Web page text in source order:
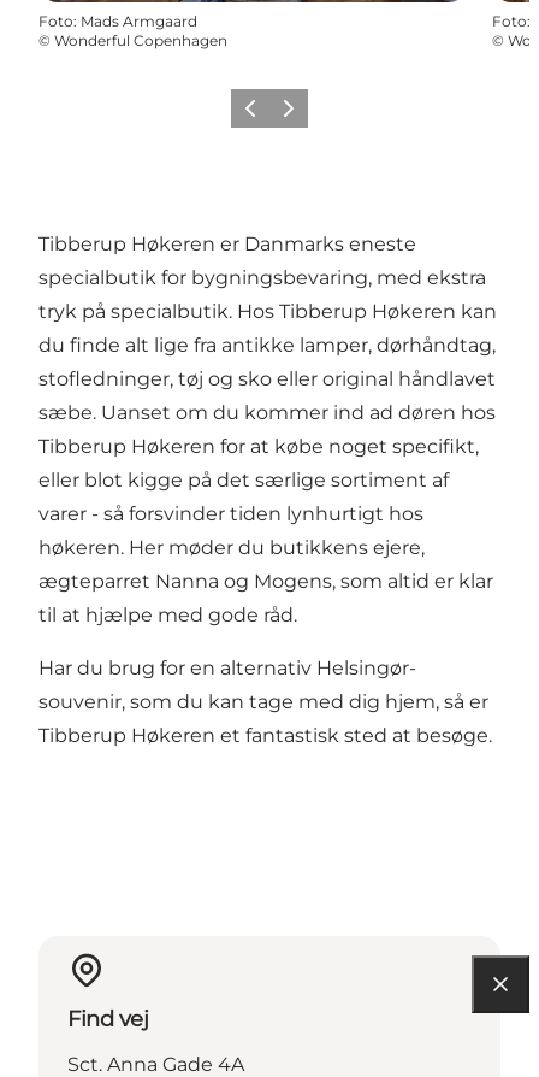
Foto: Mads Armgaard
© Wonderful Copenhagen
Foto:
©
ForrigeNæste
Tibberup Høkeren er Danmarks eneste
specialbutik for bygningsbevaring, med ekstra
tryk på specialbutik. Hos Tibberup Høkeren kan
du finde alt lige fra antikke lamper, dørhåndtag,
stofledninger, tøj og sko eller original håndlavet
sæbe. Uanset om du kommer ind ad døren hos
Tibberup Høkeren for at købe noget specifikt,
eller blot kigge på det særlige sortiment af
varer - så forsvinder tiden lynhurtigt hos
høkeren. Her møder du butikkens ejere,
ægteparret Nanna og Mogens, som altid er klar
til at hjælpe med gode råd.
Har du brug for en alternativ Helsingør-
souvenir, som du kan tage med dig hjem, så er
Tibberup Høkeren et fantastisk sted at besøge.
Find vej
Sct. Anna Gade 4A